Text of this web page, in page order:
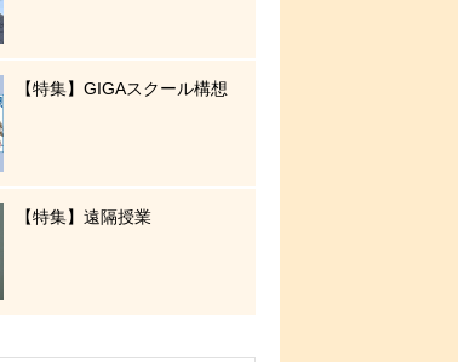
【特集】GIGAスクール構想
【特集】遠隔授業